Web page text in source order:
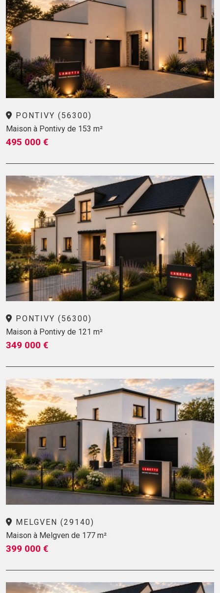
PONTIVY (56300)
Maison à Pontivy de 153 m²
495 000 €
PONTIVY (56300)
Maison à Pontivy de 121 m²
349 000 €
MELGVEN (29140)
Maison à Melgven de 177 m²
399 000 €